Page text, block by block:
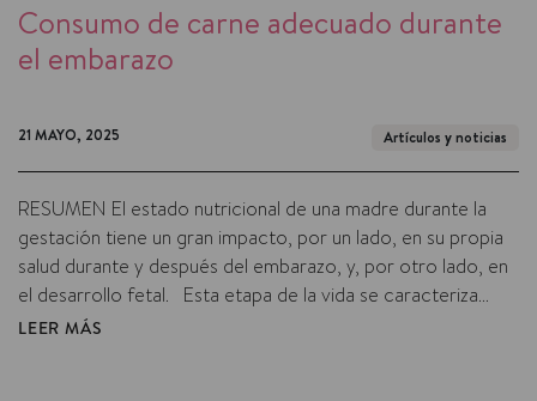
Consumo de carne adecuado durante
el embarazo
21 MAYO, 2025 Artículos y noticias
RESUMEN El estado nutricional de una madre durante la
gestación tiene un gran impacto, por un lado, en su propia
salud durante y después del embarazo, y, por otro lado, en
el desarrollo fetal. Esta etapa de la vida se caracteriza...
LEER MÁS